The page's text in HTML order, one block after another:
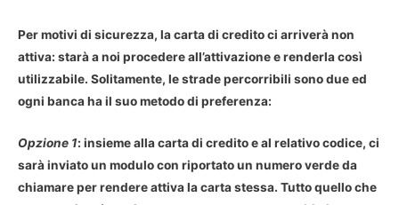
Per motivi di sicurezza, la carta di credito ci arriverà non
attiva: starà a noi procedere all’attivazionee renderla così
utilizzabile. Solitamente, le strade percorribili sono due ed
ogni banca ha il suo metodo di preferenza:
Opzione 1: insieme alla carta di credito e al relativo codice, ci
sarà inviato un modulo con riportato un numero verde da
chiamare per rendere attiva la carta stessa. Tutto quello che